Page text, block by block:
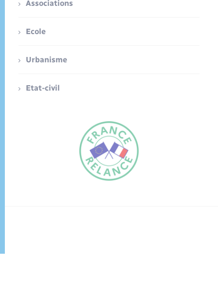
FR
Associations
Ecole
Urbanisme
Etat-civil